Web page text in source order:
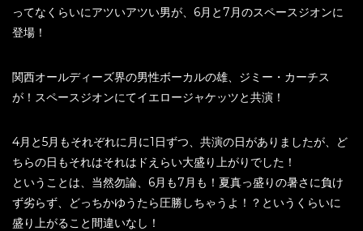
ってなくらいにアツいアツい男が、6月と7月のスペースジオンに
登場！
関西オールディーズ界の男性ボーカルの雄、ジミー・カーチス
が！スペースジオンにてイエロージャケッツと共演！
4月と5月もそれぞれに月に1日ずつ、共演の日がありましたが、ど
ちらの日もそれはそれはドえらい大盛り上がりでした！
ということは、当然勿論、6月も7月も！夏真っ盛りの暑さに負け
ず劣らず、どっちかゆうたら圧勝しちゃうよ！？というくらいに
盛り上がること間違いなし！